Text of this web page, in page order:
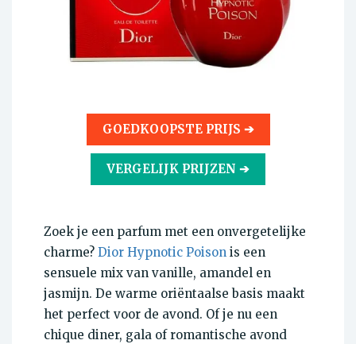
GOEDKOOPSTE PRIJS ➔
VERGELIJK PRIJZEN ➔
Zoek je een parfum met een onvergetelijke
charme? Dior Hypnotic Poison is een
sensuele mix van vanille, amandel en
jasmijn. De warme oriëntaalse basis maakt
het perfect voor de avond. Of je nu een
chique diner, gala of romantische avond